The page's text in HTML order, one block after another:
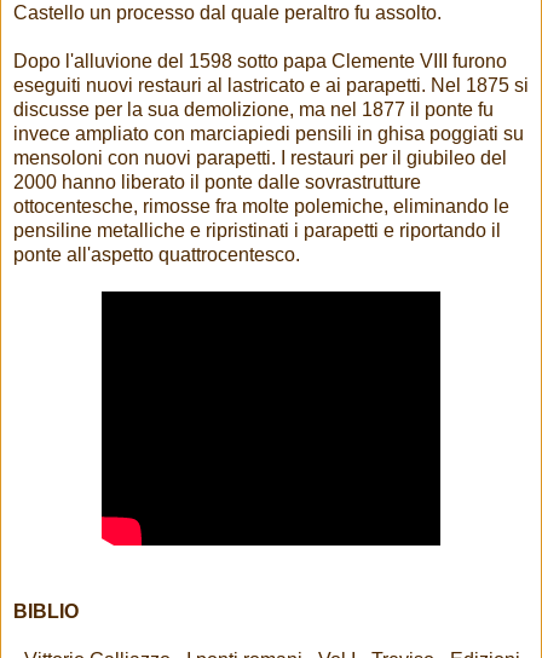
Castello un processo dal quale peraltro fu assolto.
Dopo l'alluvione del 1598 sotto papa Clemente VIII furono
eseguiti nuovi restauri al lastricato e ai parapetti. Nel 1875 si
discusse per la sua demolizione, ma nel 1877 il ponte fu
invece ampliato con marciapiedi pensili in ghisa poggiati su
mensoloni con nuovi parapetti. I restauri per il giubileo del
2000 hanno liberato il ponte dalle sovrastrutture
ottocentesche, rimosse fra molte polemiche, eliminando le
pensiline metalliche e ripristinati i parapetti e riportando il
ponte all'aspetto quattrocentesco.
BIBLIO